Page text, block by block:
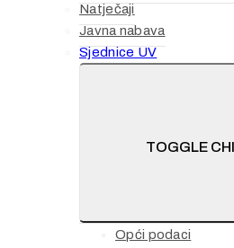
Natječaji
Javna nabava
Sjednice UV
TOGGLE
Opći podaci